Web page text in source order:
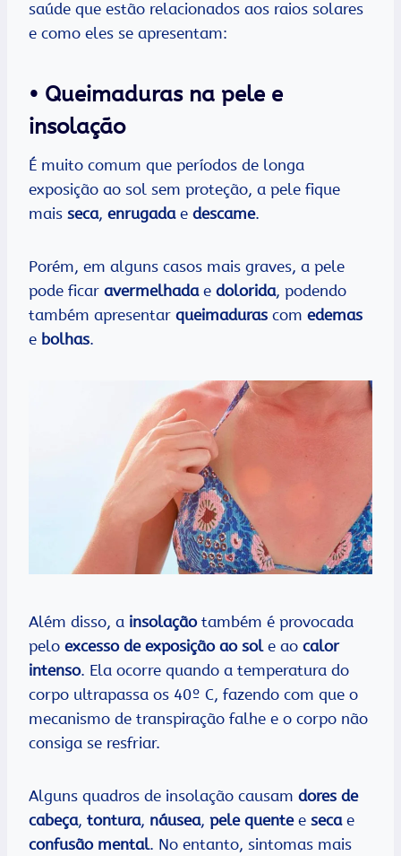
saúde que estão relacionados aos raios solares
e como eles se apresentam:
• Queimaduras na pele e
insolação
É muito comum que períodos de longa
exposição ao sol sem proteção, a pele fique
mais seca, enrugadae descame.
Porém, em alguns casos mais graves, a pele
pode ficar avermelhada e dolorida, podendo
também apresentar queimaduras com edemas
e bolhas.
Além disso, a insolação também é provocada
pelo excesso de exposição ao sole ao calor
intenso. Ela ocorre quando a temperatura do
corpo ultrapassa os 40º C, fazendo com que o
mecanismo de transpiração falhe e o corpo não
consiga se resfriar.
Alguns quadros de insolação causam dores de
cabeça, tontura, náusea, pele quentee secae
confusão mental. No entanto, sintomas mais